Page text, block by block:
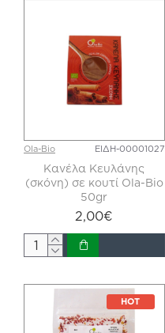
Ola-Bio ΕΙΔΗ-00001027
Κανέλα Κευλάνης
(σκόνη) σε κουτί Ola-Bio
50gr
2,00€
HOT